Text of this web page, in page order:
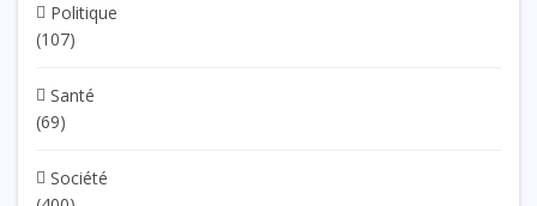
Politique
(107)
Santé
(69)
Société